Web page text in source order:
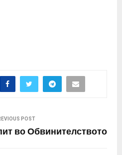
POST
во Обвинителството